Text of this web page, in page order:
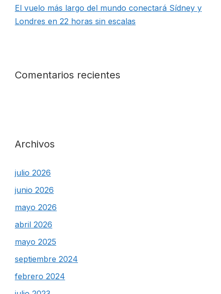
El vuelo más largo del mundo conectará Sídney y
Londres en 22 horas sin escalas
Comentarios recientes
Archivos
julio 2026
junio 2026
mayo 2026
abril 2026
mayo 2025
septiembre 2024
febrero 2024